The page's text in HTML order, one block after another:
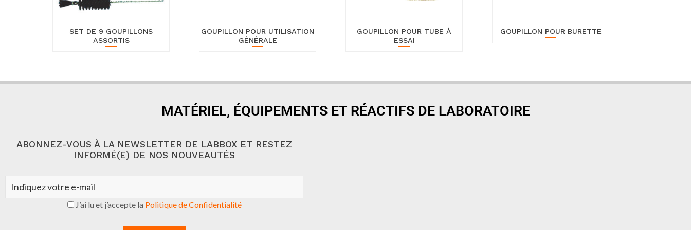
SET DE 9 GOUPILLONS
ASSORTIS
GOUPILLON POUR UTILISATION
GÉNÉRALE
GOUPILLON POUR TUBE À
ESSAI
GOUPILLON POUR BURETTE
MATÉRIEL, ÉQUIPEMENTS ET RÉACTIFS DE LABORATOIRE
ABONNEZ-VOUS À LA NEWSLETTER DE LABBOX ET RESTEZ
INFORMÉ(E) DE NOS NOUVEAUTÉS
J’ai lu et j’accepte la Politique de Confidentialité